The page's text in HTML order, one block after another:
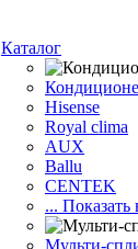
Каталог
Hisense
Royal clima
AUX
Ballu
CENTEK
... Показать
Мульти-